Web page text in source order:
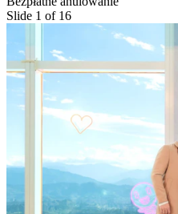
Slide 1 of 16